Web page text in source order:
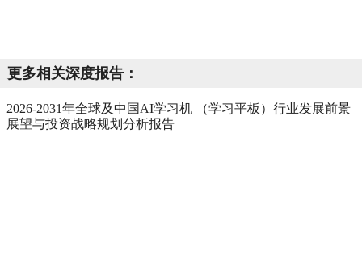
更多相关深度报告：
2026-2031年全球及中国AI学习机 （学习平板）行业发展前景
展望与投资战略规划分析报告